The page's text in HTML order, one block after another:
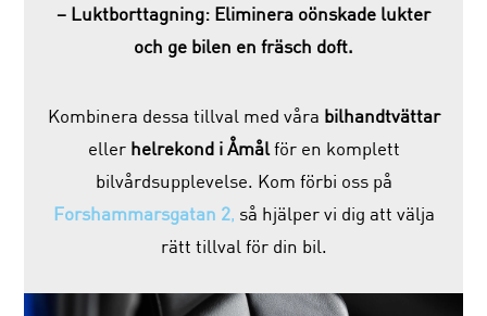
– Luktborttagning: Eliminera oönskade lukter
och ge bilen en fräsch doft.
Kombinera dessa tillval med våra bilhandtvättar
eller helrekond i Åmålför en komplett
bilvårdsupplevelse. Kom förbi oss på
Forshammarsgatan 2, så hjälper vi dig att välja
rätt tillval för din bil.